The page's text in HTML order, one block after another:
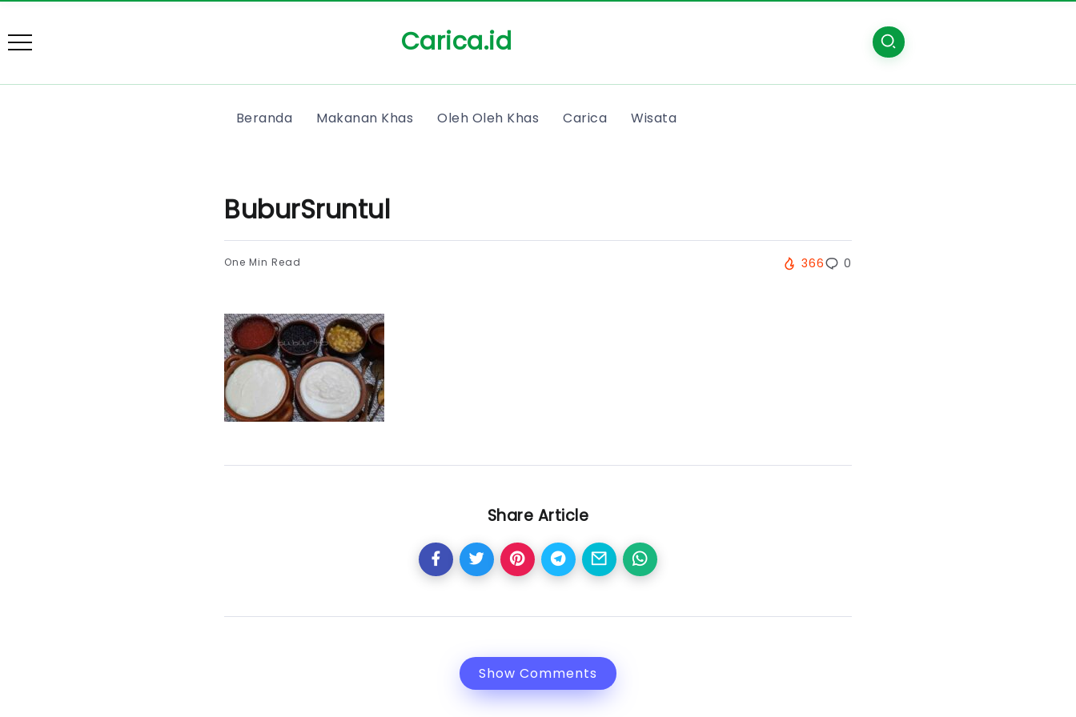
Carica.id
Beranda Makanan Khas Oleh Oleh Khas Carica Wisata
BuburSruntul
One Min Read 366 0
Share Article
Show Comments